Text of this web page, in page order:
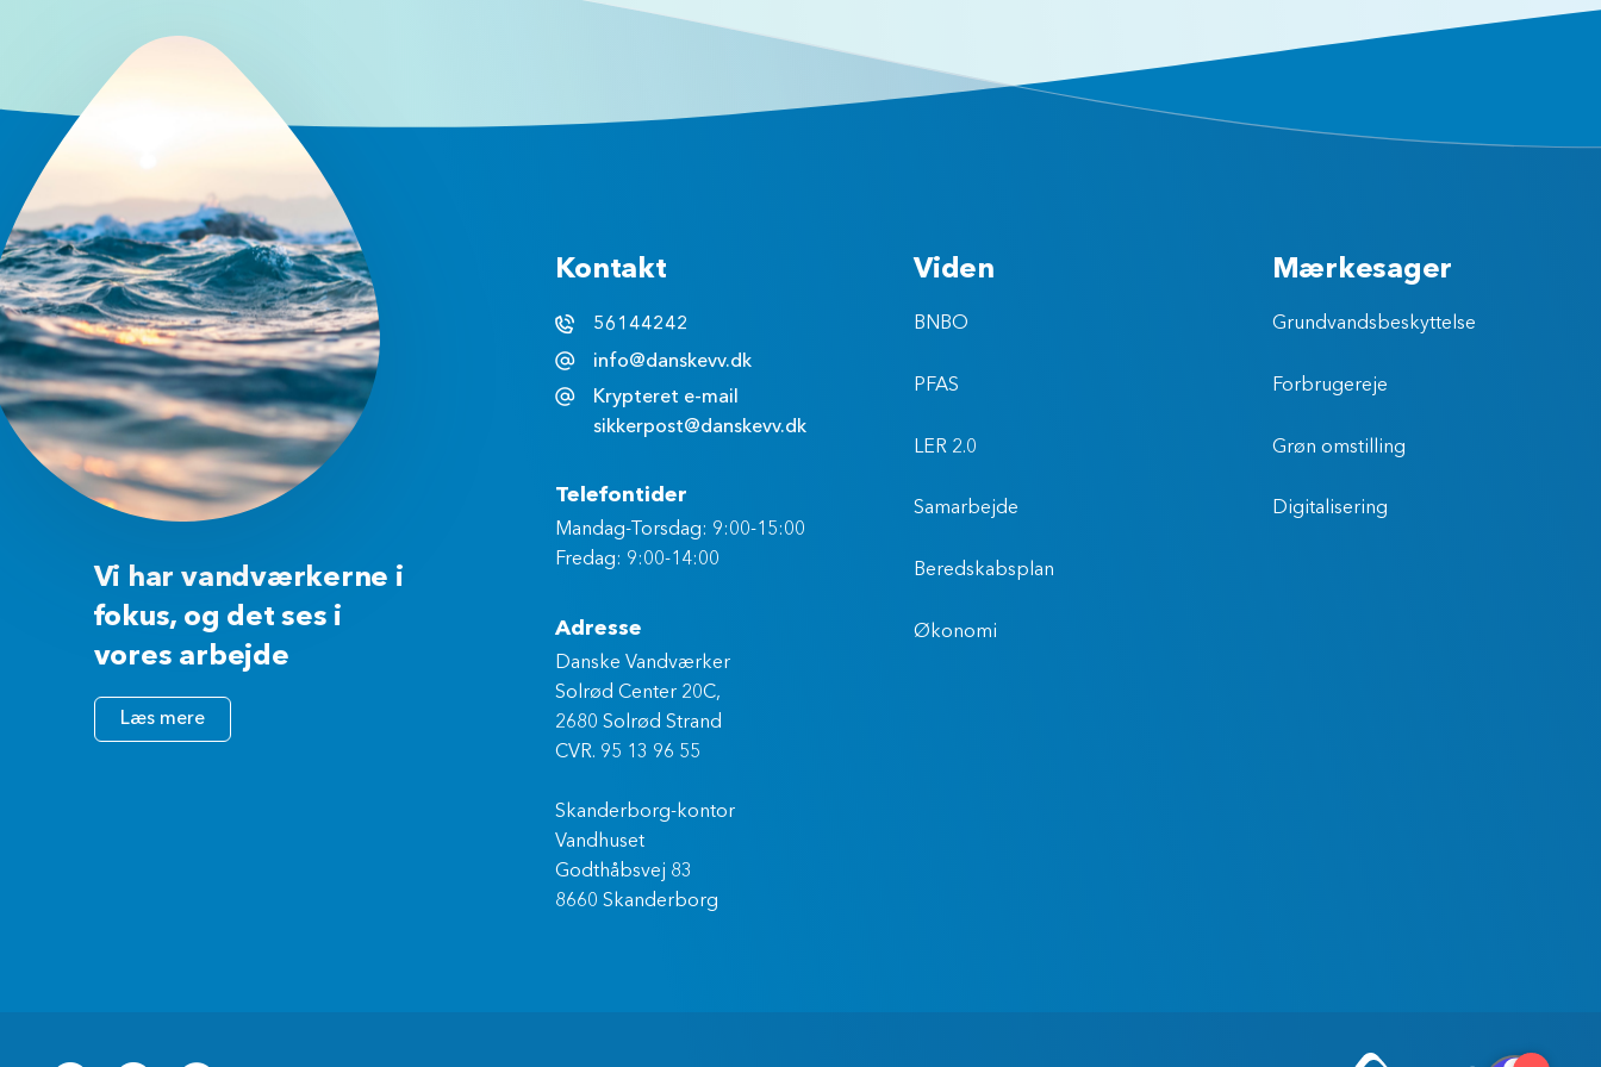
Vi har vandværkerne i
fokus, og det ses i
vores arbejde
Læs mere
Kontakt
56144242
info@danskevv.dk
Krypteret e-mail
sikkerpost@danskevv.dk
Telefontider
Mandag-Torsdag: 9:00-15:00
Fredag: 9:00-14:00
Adresse
Danske Vandværker
Solrød Center 20C,
2680 Solrød Strand
CVR. 95 13 96 55
Skanderborg-kontor
Vandhuset
Godthåbsvej 83
8660 Skanderborg
Viden
BNBO
PFAS
LER 2.0
Samarbejde
Beredskabsplan
Økonomi
Mærkesager
Grundvandsbeskyttelse
Forbrugereje
Grøn omstilling
Digitalisering